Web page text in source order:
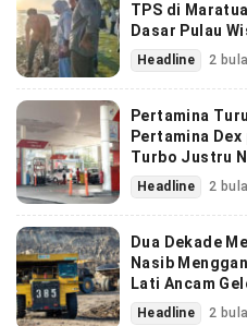
TPS di
Dasar Pulau
Headline 2
Pertamina
Pertamina
Turbo Justru
Headline 2
Dua Dekade
Nasib
Lati Ancam
Headline 2